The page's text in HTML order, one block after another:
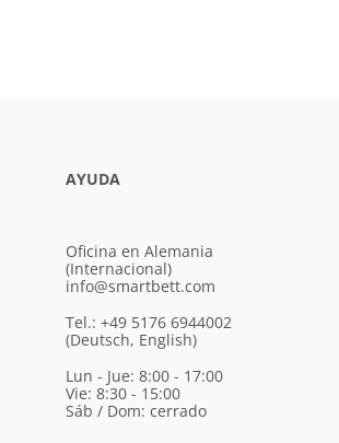
AYUDA
Oficina en Alemania
(Internacional)
info@smartbett.com
Tel.: +49 5176 6944002
(Deutsch, English)
Lun - Jue: 8:00 - 17:00
Vie: 8:30 - 15:00
Sáb / Dom: cerrado